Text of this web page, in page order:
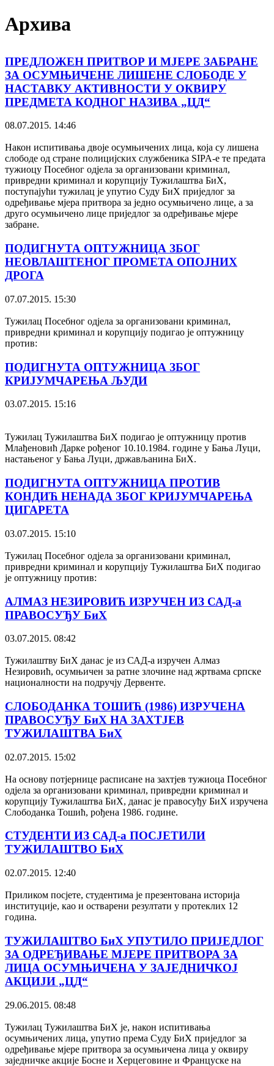
Архива
ПРЕДЛОЖЕН ПРИТВОР И МЈЕРЕ ЗАБРАНЕ
ЗА ОСУМЊИЧЕНЕ ЛИШЕНЕ СЛОБОДЕ У
НАСТАВКУ АКТИВНОСТИ У ОКВИРУ
ПРЕДМЕТА КОДНОГ НАЗИВА „ЦД“
08.07.2015. 14:46
Након испитивања двоје осумњичених лица, која су лишена
слободе од стране полицијских службеника SIPA-е те предата
тужиоцу Посебног одјела за организовани криминал,
привредни криминал и корупцију Тужилаштва БиХ,
поступајући тужилац је упутио Суду БиХ приједлог за
одређивање мјера притвора за једно осумњичено лице, а за
друго осумњичено лице приједлог за одређивање мјере
забране.
ПОДИГНУТА ОПТУЖНИЦА ЗБОГ
НЕОВЛАШТЕНОГ ПРОМЕТА ОПОЈНИХ
ДРОГА
07.07.2015. 15:30
Тужилац Посебног одјела за организовани криминал,
привредни криминал и корупцију подигао је оптужницу
против:
ПОДИГНУТА ОПТУЖНИЦА ЗБОГ
КРИЈУМЧАРЕЊА ЉУДИ
03.07.2015. 15:16
Тужилац Тужилаштва БиХ подигао је оптужницу против
Млађеновић Дарке рођеног 10.10.1984. године у Бања Луци,
настањеног у Бања Луци, држављанина БиХ.
ПОДИГНУТА ОПТУЖНИЦА ПРОТИВ
КОНДИЋ НЕНАДА ЗБОГ КРИЈУМЧАРЕЊА
ЦИГАРЕТА
03.07.2015. 15:10
Тужилац Посебног одјела за организовани криминал,
привредни криминал и корупцију Тужилаштва БиХ подигао
је оптужницу против:
АЛМАЗ НЕЗИРОВИЋ ИЗРУЧЕН ИЗ САД-а
ПРАВОСУЂУ БиХ
03.07.2015. 08:42
Тужилаштву БиХ данас је из САД-а изручен Алмаз
Незировић, осумњичен за ратне злочине над жртвама српске
националности на подручју Дервенте.
СЛОБОДАНКА ТОШИЋ (1986) ИЗРУЧЕНА
ПРАВОСУЂУ БиХ НА ЗАХТЈЕВ
ТУЖИЛАШТВА БиХ
02.07.2015. 15:02
На основу потјернице расписане на захтјев тужиоца Посебног
одјела за организовани криминал, привредни криминал и
корупцију Тужилаштва БиХ, данас је правосуђу БиХ изручена
Слободанка Тошић, рођена 1986. године.
СТУДЕНТИ ИЗ САД-а ПОСЈЕТИЛИ
ТУЖИЛАШТВО БиХ
02.07.2015. 12:40
Приликом посјете, студентима је презентована историја
институције, као и остварени резултати у протеклих 12
година.
ТУЖИЛАШТВО БиХ УПУТИЛО ПРИЈЕДЛОГ
ЗА ОДРЕЂИВАЊЕ МЈЕРЕ ПРИТВОРА ЗА
ЛИЦА ОСУМЊИЧЕНА У ЗАЈЕДНИЧКОЈ
АКЦИЈИ „ЦД“
29.06.2015. 08:48
Тужилац Тужилаштва БиХ је, након испитивања
осумњичених лица, упутио према Суду БиХ приједлог за
одређивање мјере притвора за осумњичена лица у оквиру
заједничке акције Босне и Херцеговине и Француске на